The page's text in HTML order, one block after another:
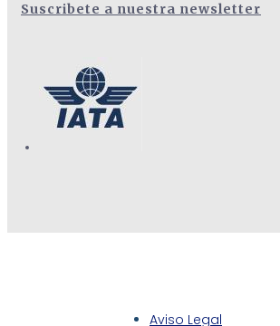
Suscribete a nuestra newsletter
Aviso Legal